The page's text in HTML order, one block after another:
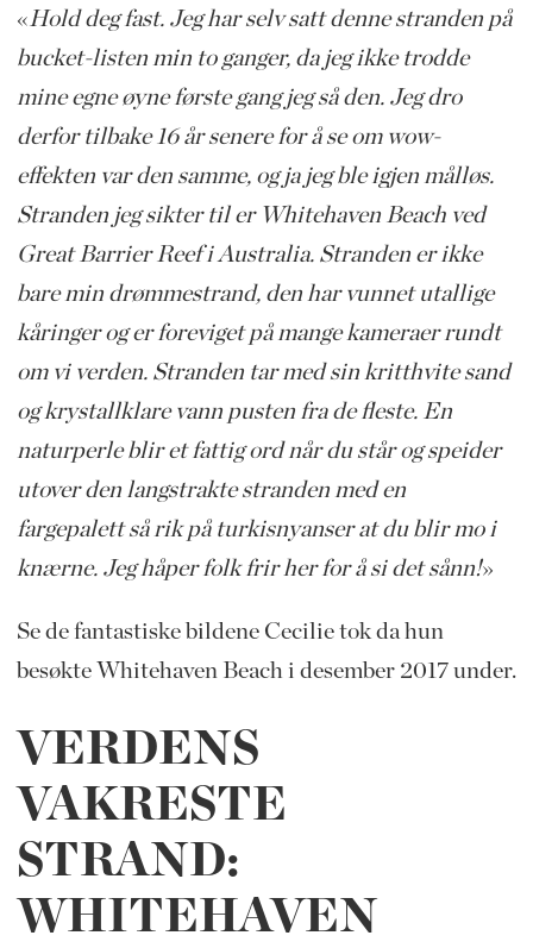
«Hold deg fast. Jeg har selv satt denne stranden på
bucket-listen min to ganger, da jeg ikke trodde
mine egne øyne første gang jeg så den. Jeg dro
derfor tilbake 16 år senere for å se om wow-
effekten var den samme, og ja jeg ble igjen målløs.
Stranden jeg sikter til er Whitehaven Beach ved
Great Barrier Reef i Australia. Stranden er ikke
bare min drømmestrand, den har vunnet utallige
kåringer og er foreviget på mange kameraer rundt
om vi verden. Stranden tar med sin kritthvite sand
og krystallklare vann pusten fra de fleste. En
naturperle blir et fattig ord når du står og speider
utover den langstrakte stranden med en
fargepalett så rik på turkisnyanser at du blir mo i
knærne. Jeg håper folk frir her for å si det sånn!»
Se de fantastiske bildene Cecilie tok da hun
besøkte Whitehaven Beach i desember 2017 under.
VERDENS
VAKRESTE
STRAND:
WHITEHAVEN